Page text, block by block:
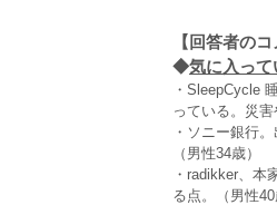
【回答者のコ
◆気に入って
・SleepCycle
っている。災
・ソニー銀行
（男性34歳）
・radikker、本
る点。（男性40